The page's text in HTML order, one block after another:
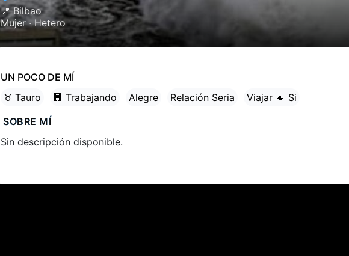
📍Bilbao
Mujer ·Hetero
UN POCO DE MÍ
♉ Tauro
🏢 Trabajando Alegre Relación Seria
Viajar 🔸 Si
SOBRE MÍ
Sin descripción disponible.